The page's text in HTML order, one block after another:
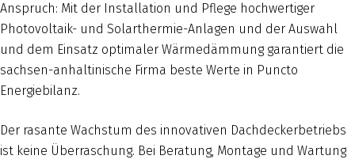
Anspruch: Mit der Installation und Pflege hochwertiger
Photovoltaik- und Solarthermie-Anlagen und der Auswahl
und dem Einsatz optimaler Wärmedämmung garantiert die
sachsen-anhaltinische Firma beste Werte in Puncto
Energiebilanz.
Der rasante Wachstum des innovativen Dachdeckerbetriebs
ist keine Überraschung. Bei Beratung, Montage und Wartung